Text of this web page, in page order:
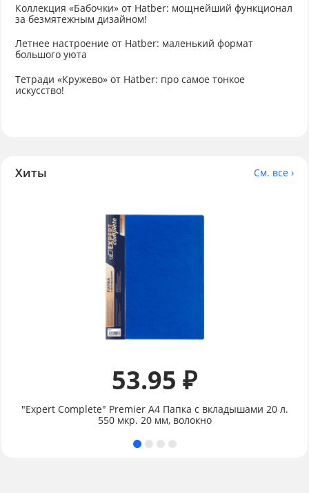
Коллекция «Бабочки» от Hatber: мощнейший функционал
за безмятежным дизайном!
Летнее настроение от Hatber: маленький формат
большого уюта
Тетради «Кружево» от Hatber: про самое тонкое
искусство!
Хиты См. все ›
53.95 ₽
"Expert Complete" Premier А4 Папка с вкладышами 20 л.
550 мкр. 20 мм, волокно